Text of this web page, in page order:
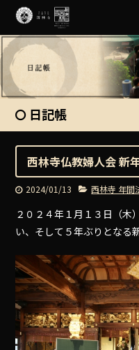
日記帳
西林寺仏教婦人会 新
2024/01/13 西林寺 年間
２０２４年１月１３日（木
い、そして５年ぶりとなる